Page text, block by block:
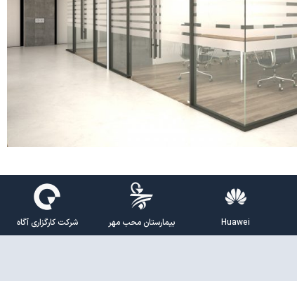
شرکت کارگزاری آگاه بیمارستان محب مهر Huawei